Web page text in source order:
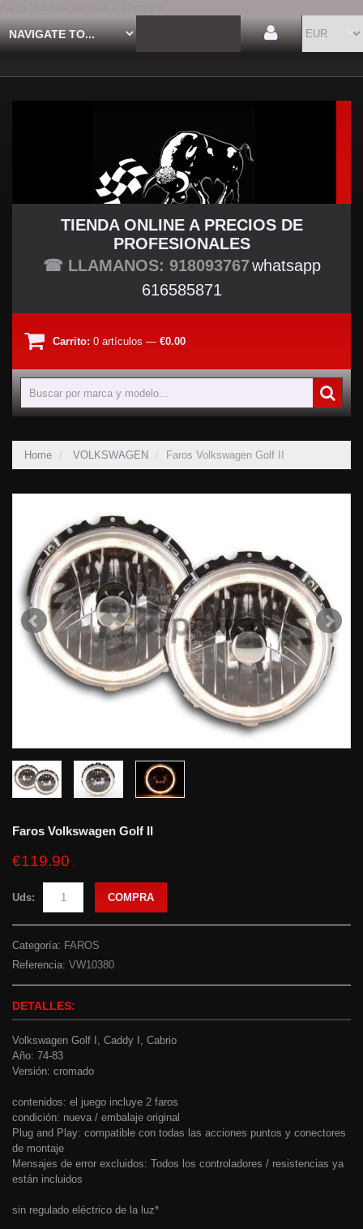
TU TIENDA TUNING
TIENDA ONLINE A PRECIOS DE
PROFESIONALES
☎ LLAMANOS: 918093767whatsapp
616585871
Carrito: 0 artículos — €0.00
Home VOLKSWAGEN Faros Volkswagen Golf II
Faros Volkswagen Golf II
€119.90
Uds: COMPRA
Categoría: FAROS
Referencia: VW10380
DETALLES:
Volkswagen Golf I, Caddy I, Cabrio
Año: 74-83
Versión: cromado
contenidos: el juego incluye 2 faros
condición: nueva / embalaje original
Plug and Play: compatible con todas las acciones puntos y conectores
de montaje
Mensajes de error excluidos: Todos los controladores / resistencias ya
están incluidos
sin regulado eléctrico de la luz*